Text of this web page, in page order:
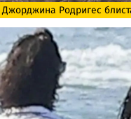
Джорджина Родригес